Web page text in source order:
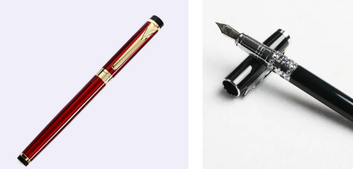
ярким наконечником и
изогнутым наконечником